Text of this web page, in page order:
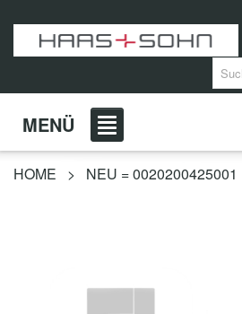
MENÜ
HOME > NEU = 0020200425001